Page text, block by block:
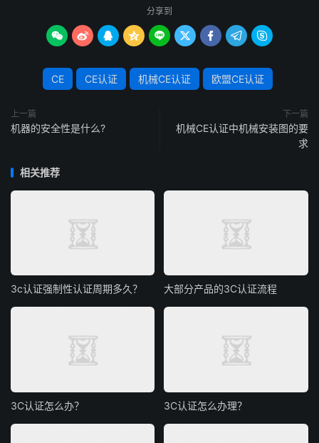
分享到
        
CE CE认证 机械CE认证 欧盟CE认证
上一篇
机器的安全性是什么?
下一篇
机械CE认证中机械安装图的要
求
相关推荐
3c认证强制性认证周期多久？ 大部分产品的3C认证流程
3C认证怎么办？ 3C认证怎么办理？